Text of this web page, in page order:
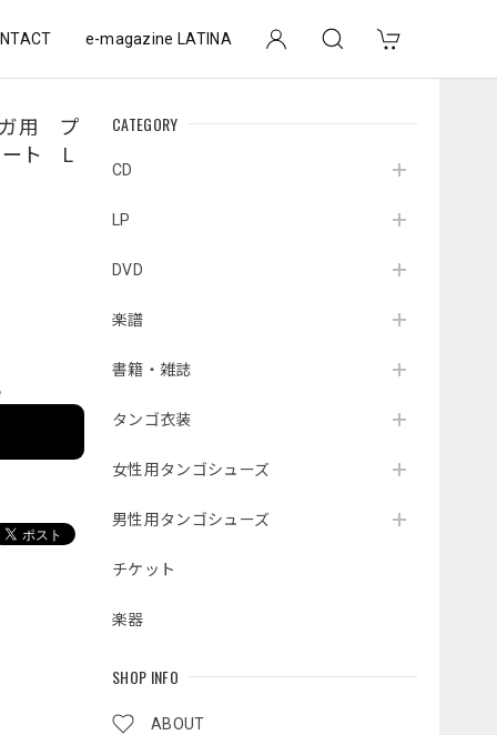
e-magazine LATINA
CATEGORY
CD
LP
DVD
楽譜
書籍・雑誌
タンゴ衣装
女性用タンゴシューズ
男性用タンゴシューズ
チケット
楽器
SHOP INFO
ABOUT
ガ用 プ
ート L